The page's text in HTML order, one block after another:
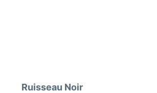
Ruisseau Noir